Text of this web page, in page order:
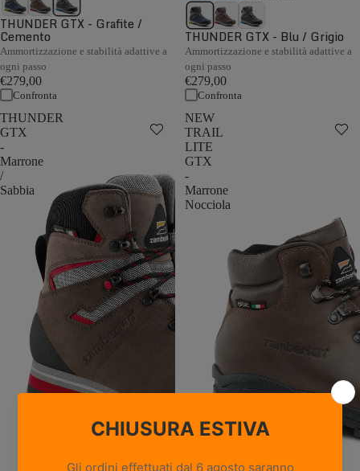
THUNDER GTX - Grafite /
Cemento
Ammortizzazione e stabilità adattive a
ogni passo
€279,00
Confronta
THUNDER GTX - Blu / Grigio
Ammortizzazione e stabilità adattive a
ogni passo
€279,00
Confronta
THUNDER
GTX
-
Marrone
/
Sabbia
NEW
TRAIL
LITE
GTX
-
Marrone
Nocciola